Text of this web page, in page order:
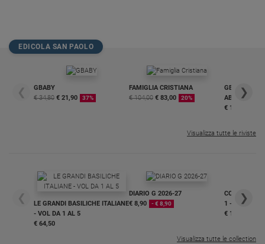
EDICOLA SAN PAOLO
❮
GBABY
€ 34,80 € 21,90 37%
FAMIGLIA CRISTIANA
€ 104,00 € 83,00 20%
GBABY
€ 16,99
❯
Visualizza tutte le riviste
❮
LE GRANDI BASILICHE ITALIANE
- VOL DA 1 AL 5
€ 64,50
DIARIO G 2026-27
€ 8,90
- € 8,90
COLLANA
1 - 2
€ 18,50
❯
Visualizza tutte le collection